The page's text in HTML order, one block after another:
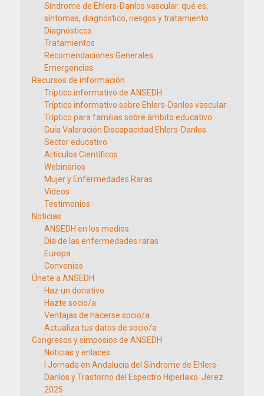
Síndrome de Ehlers-Danlos vascular: qué es,
síntomas, diagnóstico, riesgos y tratamiento
Diagnósticos
Tratamientos
Recomendaciones Generales
Emergencias
Recursos de información
Tríptico informativo de ANSEDH
Tríptico informativo sobre Ehlers-Danlos vascular
Tríptico para familias sobre ámbito educativo
Guía Valoración Discapacidad Ehlers-Danlos
Sector educativo
Artículos Científicos
Webinarios
Mujer y Enfermedades Raras
Vídeos
Testimonios
Noticias
ANSEDH en los medios
Día de las enfermedades raras
Europa
Convenios
Únete a ANSEDH
Haz un donativo
Hazte socio/a
Ventajas de hacerse socio/a
Actualiza tus datos de socio/a
Congresos y simposios de ANSEDH
Noticias y enlaces
I Jornada en Andalucía del Síndrome de Ehlers-
Danlos y Trastorno del Espectro Hiperlaxo. Jerez
2025